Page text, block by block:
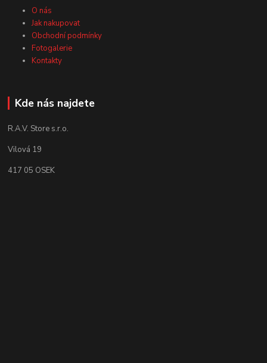
O nás
Jak nakupovat
Obchodní podmínky
Fotogalerie
Kontakty
Kde nás najdete
R.A.V. Store s.r.o.
Vilová 19
417 05 OSEK